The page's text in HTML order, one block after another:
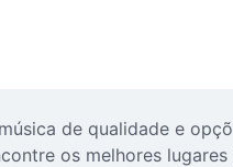
de qualidade e
os melhores